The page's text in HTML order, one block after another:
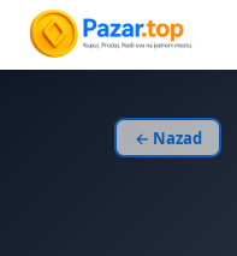
← Nazad